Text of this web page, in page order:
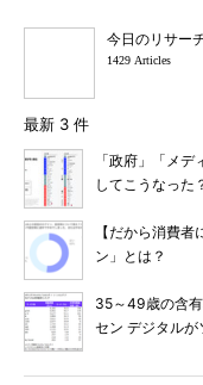
今日のリサー
1429 Articles
最新 3 件
「政府」「メ
してこうなった
【だから消費
ン」とは？
35～49歳の含
セン デジタル